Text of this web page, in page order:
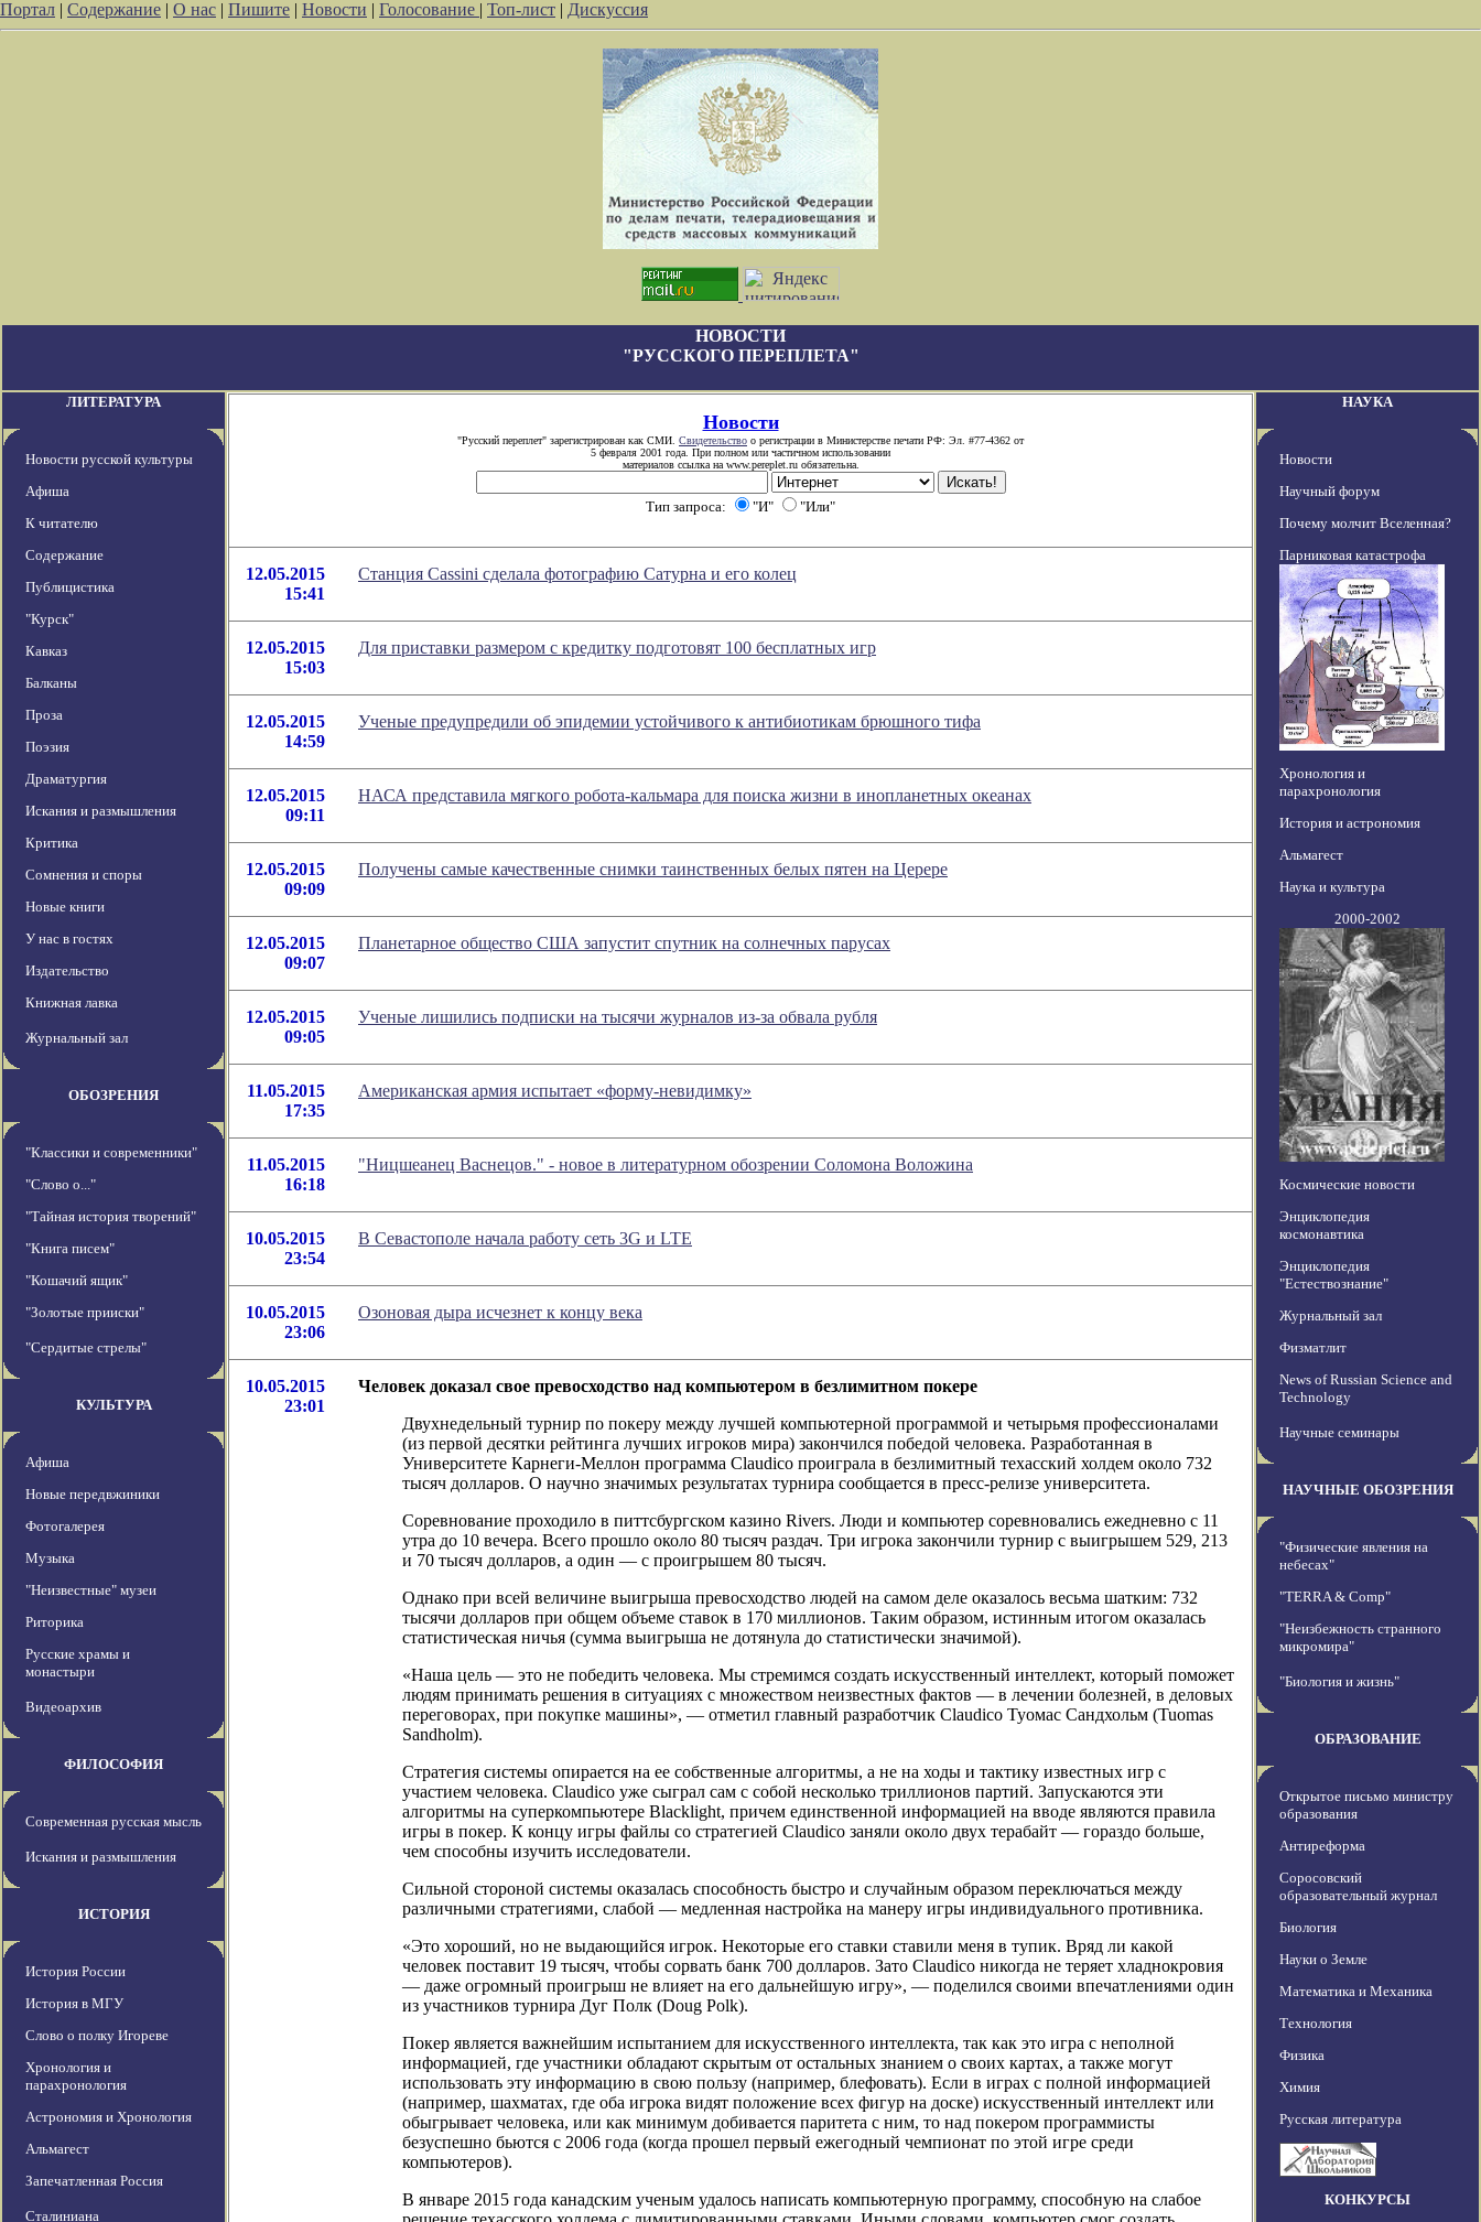
Портал | Содержание | О нас | Пишите | Новости | Голосование | Топ-лист | Дискуссия
НОВОСТИ
"РУССКОГО ПЕРЕПЛЕТА"
ЛИТЕРАТУРА
Новости русской культуры
Афиша
К читателю
Содержание
Публицистика
"Курск"
Кавказ
Балканы
Проза
Поэзия
Драматургия
Искания и размышления
Критика
Сомнения и споры
Новые книги
У нас в гостях
Издательство
Книжная лавка
Журнальный зал
ОБОЗРЕНИЯ
"Классики и современники"
"Слово о..."
"Тайная история творений"
"Книга писем"
"Кошачий ящик"
"Золотые прииски"
"Сердитые стрелы"
КУЛЬТУРА
Афиша
Новые передвжиники
Фотогалерея
Музыка
"Неизвестные" музеи
Риторика
Русские храмы и
монастыри
Видеоархив
ФИЛОСОФИЯ
Современная русская мысль
Искания и размышления
ИСТОРИЯ
История России
История в МГУ
Слово о полку Игореве
Хронология и
парахронология
Астрономия и Хронология
Альмагест
Запечатленная Россия
Сталиниана
Новости
"Русский переплет" зарегистрирован как СМИ. Свидетельство о регистрации в Министерстве печати РФ: Эл. #77-4362 от
5 февраля 2001 года. При полном или частичном использовании
материалов ссылка на www.pereplet.ru обязательна.
Тип запроса: "И" "Или"
12.05.2015
15:41
Cтанция Cassini сделала фотографию Сатурна и его колец
12.05.2015
15:03
Для приставки размером с кредитку подготовят 100 бесплатных игр
12.05.2015
14:59
Ученые предупредили об эпидемии устойчивого к антибиотикам брюшного тифа
12.05.2015
09:11
НАСА представила мягкого робота-кальмара для поиска жизни в инопланетных океанах
12.05.2015
09:09
Получены самые качественные снимки таинственных белых пятен на Церере
12.05.2015
09:07
Планетарное общество США запустит спутник на солнечных парусах
12.05.2015
09:05
Ученые лишились подписки на тысячи журналов из-за обвала рубля
11.05.2015
17:35
Американская армия испытает «форму-невидимку»
11.05.2015
16:18
"Ницшеанец Васнецов." - новое в литературном обозрении Соломона Воложина
10.05.2015
23:54
В Севастополе начала работу сеть 3G и LTE
10.05.2015
23:06
Озоновая дыра исчезнет к концу века
10.05.2015
23:01
Человек доказал свое превосходство над компьютером в безлимитном покере
Двухнедельный турнир по покеру между лучшей компьютерной программой и четырьмя профессионалами
(из первой десятки рейтинга лучших игроков мира) закончился победой человека. Разработанная в
Университете Карнеги-Меллон программа Claudico проиграла в безлимитный техасский холдем около 732
тысяч долларов. О научно значимых результатах турнира сообщается в пресс-релизе университета.
Соревнование проходило в питтсбургском казино Rivers. Люди и компьютер соревновались ежедневно с 11
утра до 10 вечера. Всего прошло около 80 тысяч раздач. Три игрока закончили турнир с выигрышем 529, 213
и 70 тысяч долларов, а один — с проигрышем 80 тысяч.
Однако при всей величине выигрыша превосходство людей на самом деле оказалось весьма шатким: 732
тысячи долларов при общем объеме ставок в 170 миллионов. Таким образом, истинным итогом оказалась
статистическая ничья (сумма выигрыша не дотянула до статистически значимой).
«Наша цель — это не победить человека. Мы стремимся создать искусственный интеллект, который поможет
людям принимать решения в ситуациях с множеством неизвестных фактов — в лечении болезней, в деловых
переговорах, при покупке машины», — отметил главный разработчик Claudico Туомас Сандхольм (Tuomas
Sandholm).
Стратегия системы опирается на ее собственные алгоритмы, а не на ходы и тактику известных игр с
участием человека. Claudico уже сыграл сам с собой несколько триллионов партий. Запускаются эти
алгоритмы на суперкомпьютере Blacklight, причем единственной информацией на вводе являются правила
игры в покер. К концу игры файлы со стратегией Claudico заняли около двух терабайт — гораздо больше,
чем способны изучить исследователи.
Сильной стороной системы оказалась способность быстро и случайным образом переключаться между
различными стратегиями, слабой — медленная настройка на манеру игры индивидуального противника.
«Это хороший, но не выдающийся игрок. Некоторые его ставки ставили меня в тупик. Вряд ли какой
человек поставит 19 тысяч, чтобы сорвать банк 700 долларов. Зато Claudico никогда не теряет хладнокровия
— даже огромный проигрыш не влияет на его дальнейшую игру», — поделился своими впечатлениями один
из участников турнира Дуг Полк (Doug Polk).
Покер является важнейшим испытанием для искусственного интеллекта, так как это игра с неполной
информацией, где участники обладают скрытым от остальных знанием о своих картах, а также могут
использовать эту информацию в свою пользу (например, блефовать). Если в играх с полной информацией
(например, шахматах, где оба игрока видят положение всех фигур на доске) искусственный интеллект или
обыгрывает человека, или как минимум добивается паритета с ним, то над покером программисты
безуспешно бьются с 2006 года (когда прошел первый ежегодный чемпионат по этой игре среди
компьютеров).
В январе 2015 года канадским ученым удалось написать компьютерную программу, способную на слабое
НАУКА
Новости
Научный форум
Почему молчит Вселенная?
Парниковая катастрофа
Хронология и
парахронология
История и астрономия
Альмагест
Наука и культура
2000-2002
Космические новости
Энциклопедия
космонавтика
Энциклопедия
"Естествознание"
Журнальный зал
Физматлит
News of Russian Science and
Technology
Научные семинары
НАУЧНЫЕ ОБОЗРЕНИЯ
"Физические явления на
небесах"
"TERRA & Comp"
"Неизбежность странного
микромира"
"Биология и жизнь"
ОБРАЗОВАНИЕ
Открытое письмо министру
образования
Антиреформа
Соросовский
образовательный журнал
Биология
Науки о Земле
Математика и Механика
Технология
Физика
Химия
Русская литература
КОНКУРСЫ